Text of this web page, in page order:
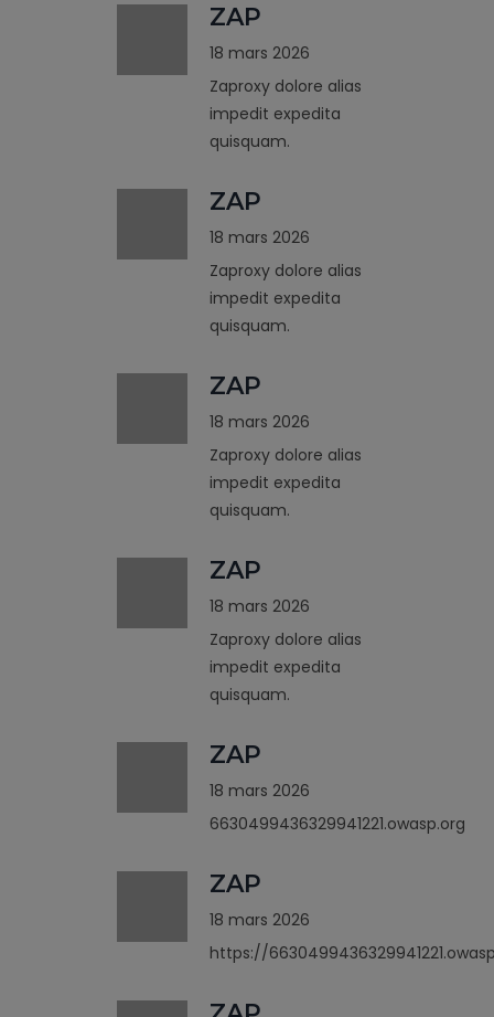
ZAP
18 mars 2026
Zaproxy dolore alias
impedit expedita
quisquam.
ZAP
18 mars 2026
Zaproxy dolore alias
impedit expedita
quisquam.
ZAP
18 mars 2026
Zaproxy dolore alias
impedit expedita
quisquam.
ZAP
18 mars 2026
Zaproxy dolore alias
impedit expedita
quisquam.
ZAP
18 mars 2026
6630499436329941221.owasp.org
ZAP
18 mars 2026
https://